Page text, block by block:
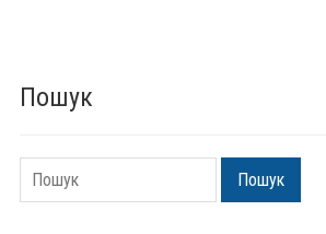
Пошук
Пошук Пошук